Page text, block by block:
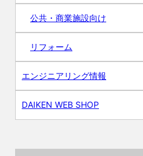
公共・商業施設向け
リフォーム
エンジニアリング情報
DAIKEN WEB SHOP